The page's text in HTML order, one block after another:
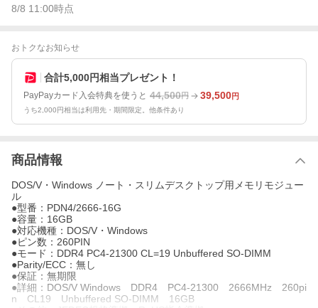
8/8 11:00時点
おトクなお知らせ
合計5,000円相当プレゼント！
PayPayカード入会特典を使うと 44,500円 39,500円
うち2,000円相当は利用先・期間限定。他条件あり
商品情報
DOS/V・Windows ノート・スリムデスクトップ用メモリモジュー
ル
●型番：PDN4/2666-16G
●容量：16GB
●対応機種：DOS/V・Windows
●ピン数：260PIN
●モード：DDR4 PC4-21300 CL=19 Unbuffered SO-DIMM
●Parity/ECC：無し
●保証：無期限
●詳細：DOS/V Windows DDR4 PC4-21300 2666MHz 260pi
n CL19 Unbuffered SO-DIMM 16GB